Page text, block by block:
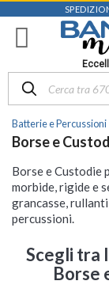
Batterie e Percussioni
Borse e
Borse e Custodie
morbide, rigide e
grancasse,
percussioni.
Scegli tra
Borse